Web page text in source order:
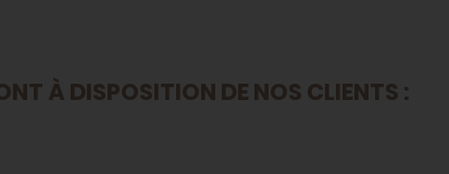
À DISPOSITION DE NOS CLIENTS :